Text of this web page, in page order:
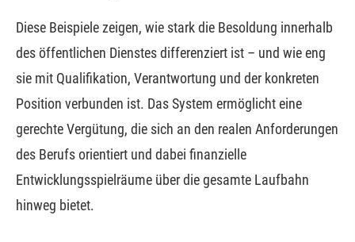
Diese Beispiele zeigen, wie stark die Besoldung innerhalb
des öffentlichen Dienstes differenziert ist – und wie eng
sie mit Qualifikation, Verantwortung und der konkreten
Position verbunden ist. Das System ermöglicht eine
gerechte Vergütung, die sich an den realen Anforderungen
des Berufs orientiert und dabei finanzielle
Entwicklungsspielräume über die gesamte Laufbahn
hinweg bietet.